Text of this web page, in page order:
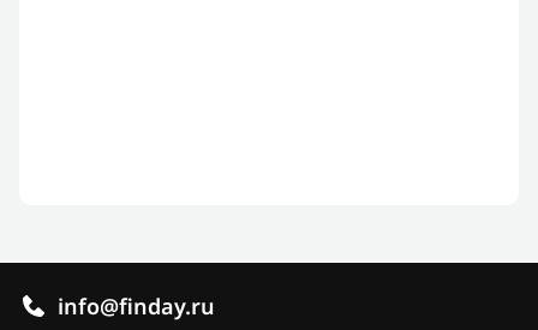
info@finday.ru